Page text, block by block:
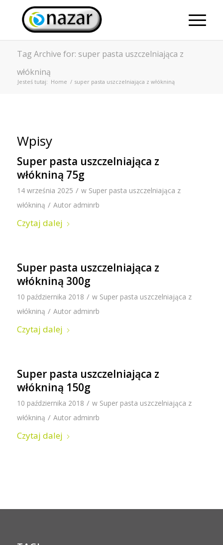
Tag Archive for: super pasta uszczelniająca z
włókniną
Jesteś tutaj: Home / super pasta uszczelniająca z włókniną
Wpisy
Super pasta uszczelniająca z
włókniną 75g
14 września 2025 / w Super pasta uszczelniająca z
włókniną / Autor adminrb
Czytaj dalej
Super pasta uszczelniająca z
włókniną 300g
10 października 2018 / w Super pasta uszczelniająca z
włókniną / Autor adminrb
Czytaj dalej
Super pasta uszczelniająca z
włókniną 150g
10 października 2018 / w Super pasta uszczelniająca z
włókniną / Autor adminrb
Czytaj dalej